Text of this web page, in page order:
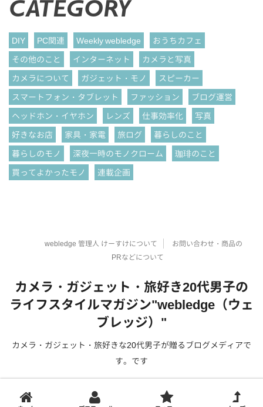
CATEGORY
DIY PC関連 Weekly webledge
おうちカフェ
その他のこと
インターネット
カメラと写真
カメラについて
ガジェット・モノ
スピーカー
スマートフォン・タブレット
ファッション
ブログ運営
ヘッドホン・イヤホン
レンズ 仕事効率化
写真
好きなお店
家具・家電 旅ログ
暮らしのこと
暮らしのモノ
深夜一時のモノクローム
珈琲のこと
買ってよかったモノ
連載企画
webledge 管理人 けーすけについて
お問い合わせ・商品の
PRなどについて
カメラ・ガジェット・旅好き20代男子の
ライフスタイルマガジン"webledge（ウェ
ブレッジ）"
カメラ・ガジェット・旅好きな20代男子が贈るブログメディアで
す。です
Copyright© カメラ・ガジェット・旅好き20代男子のライフスタイルマガ
ジン"webledge（ウェブレッジ）" , 2026 All Rights Reserved.